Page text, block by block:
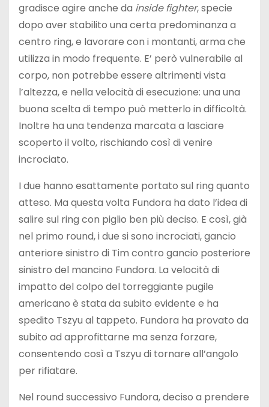
gradisce agire anche da inside fighter, specie
dopo aver stabilito una certa predominanza a
centro ring, e lavorare con i montanti, arma che
utilizza in modo frequente. E’ però vulnerabile al
corpo, non potrebbe essere altrimenti vista
l’altezza, e nella velocità di esecuzione: una una
buona scelta di tempo può metterlo in difficoltà.
Inoltre ha una tendenza marcata a lasciare
scoperto il volto, rischiando così di venire
incrociato.
I due hanno esattamente portato sul ring quanto
atteso. Ma questa volta Fundora ha dato l’idea di
salire sul ring con piglio ben più deciso. E così, già
nel primo round, i due si sono incrociati, gancio
anteriore sinistro di Tim contro gancio posteriore
sinistro del mancino Fundora. La velocità di
impatto del colpo del torreggiante pugile
americano è stata da subito evidente e ha
spedito Tszyu al tappeto. Fundora ha provato da
subito ad approfittarne ma senza forzare,
consentendo così a Tszyu di tornare all’angolo
per rifiatare.
Nel round successivo Fundora, deciso a prendere